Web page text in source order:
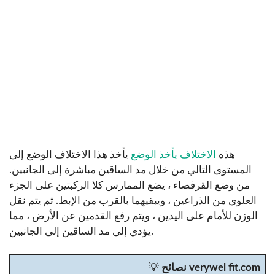
هذه الاختلاف يأخذ الوضع يأخذ هذا الاختلاف الوضع إلى
المستوى التالي من خلال مد الساقين مباشرة إلى الجانبين.
من وضع القرفصاء ، يضع الممارس كلا الركبتين على الجزء
العلوي من الذراعين ، ويبقيهما بالقرب من الإبط. ثم يتم نقل
الوزن للأمام على اليدين ، ويتم رفع القدمين عن الأرض ، مما
يؤدي إلى مد الساقين إلى الجانبين.
💡
نصائح verywel fit.com